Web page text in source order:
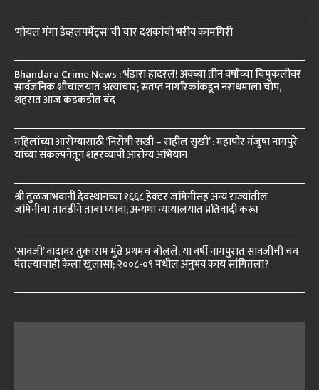
‘गोयल गंगा डेव्हलपमेंट्स’ ची चार दशकांची भरीव कामगिरी
Bhandara Crime News : भंडारा हादरलं! अवघ्या तीन वर्षांच्या चिमुकलीवर
सार्वजनिक शौचालयात अत्याचार; संतप्त नागरिकांकडून नराधमाला चोप,
शहरात आज कडकडीत बंद
महिलांच्या आरोग्यासाठी ‘निरोगी सखी – राहील सुखी’ : महापौर मंजुषा नागपुरे
यांच्या संकल्पनेतून शहरव्यापी आरोग्य अभियान
श्री तुळजाभवानी देवस्थानच्या १६६८ हेक्टर जमिनींसह अन्य राज्यांतील
जमिनींचा तातडीने ताबा घ्यावा; अन्यथा न्यायालयात प्रतिवादी करू!
‘सावजी’ वादावर तुकाराम मुंढे प्रथमच बोलले; या वर्षी नागपुरात सावजीची चव
घेतल्याचाही केला खुलासा; २००८-०९ मधील अनुभव काय सांगितला?